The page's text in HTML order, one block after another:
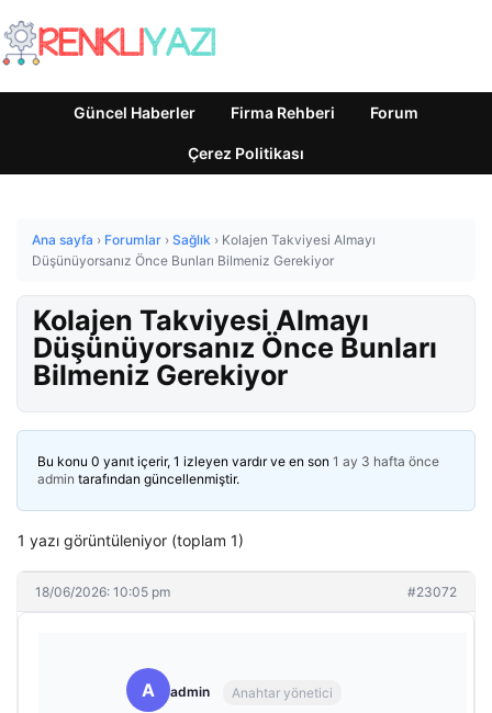
Güncel Haberler Firma Rehberi Forum
Çerez Politikası
Ana sayfa › Forumlar › Sağlık › Kolajen Takviyesi Almayı
Düşünüyorsanız Önce Bunları Bilmeniz Gerekiyor
Kolajen Takviyesi Almayı
Düşünüyorsanız Önce Bunları
Bilmeniz Gerekiyor
Bu konu 0 yanıt içerir, 1 izleyen vardır ve en son 1 ay 3 hafta önce
admin tarafından güncellenmiştir.
1 yazı görüntüleniyor (toplam 1)
18/06/2026: 10:05 pm #23072
A admin Anahtar yönetici